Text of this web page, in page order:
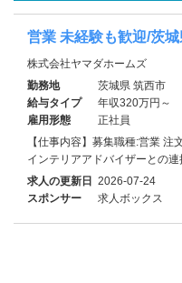
営業 未経験も歓迎/茨
株式会社ヤマダホームズ
勤務地
茨城県 筑西市
給与タイプ
年収320万円～
雇用形態
正社員
【仕事内容】募集職種:営業 注
インテリアアドバイザーとの
求人の更新日 2026-07-24
スポンサー
求人ボックス